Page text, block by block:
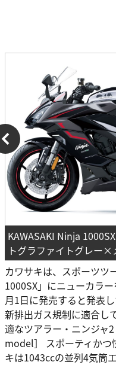
KAWASAKI Ninja
トグラファイトグレー×
カワサキは、スポーツツ
1000SX」にニューカラ
月1日に発売すると発表
新排出ガス規制に適合し
適なツアラー・ニンジャ
model］ スポーティかつ
キは1043ccの並列4気筒